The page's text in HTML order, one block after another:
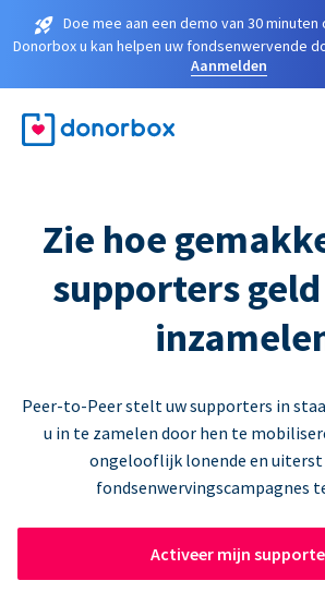
Doe mee aan een demo van 30 minuten
Donorbox u kan helpen uw fondsenwervende
Aanmelden
Zie hoe
supporters
Peer-to-Peer stelt uw supporters in
u in te zamelen door hen te
ongelooflijk lonende en
fondsenwervingscampagnes
Activeer mijn